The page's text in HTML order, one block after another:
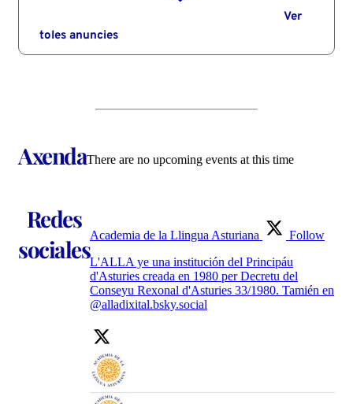
Ver
toles anuncies
AxendaThere are no upcoming events at this time
Redes
socialesAcademia de la Llingua Asturiana
Follow
L'ALLA ye una institución del Principáu
d'Asturies creada en 1980 per Decretu del
Conseyu Rexonal d'Asturies 33/1980. Tamién en
@alladixital.bsky.social